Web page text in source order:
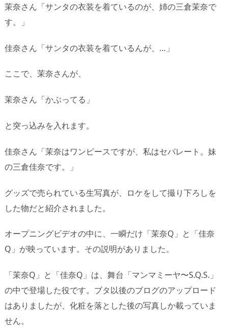
茉奈さん「サンタの衣装を着ているのが、姉の三倉茉奈で
す。」
佳奈さん「サンタの衣装を着ているんが、…」
ここで、茉奈さんが、
茉奈さん「かぶってる」
と突っ込みを入れます。
佳奈さん「茉奈はワンピースですが、私はセパレート。妹
の三倉佳奈です。」
グッズで売られている生写真が、ロケをして撮り下ろしを
した物だと紹介されました。
オープニングビデオの中に、一瞬だけ「茉奈Q」と「佳奈
Q」が映っています。その説明がありました。
「茉奈Q」と「佳奈Q」は、舞台「マンマミーヤ〜S.Q.S.」
の中で登場した役です。ブタ以後のブログのアップロード
はありましたが、化粧を落とした後の写真しか載っていま
せん。